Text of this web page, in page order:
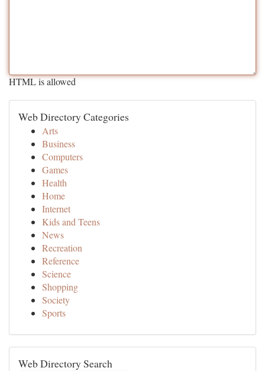
HTML is allowed
Web Directory Categories
Arts
Business
Computers
Games
Health
Home
Internet
Kids and Teens
News
Recreation
Reference
Science
Shopping
Society
Sports
Web Directory Search